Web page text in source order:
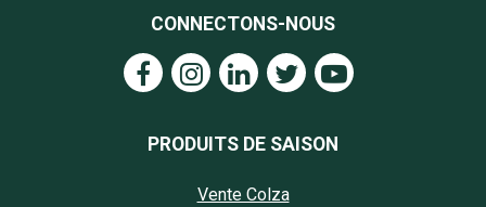
CONNECTONS-NOUS
PRODUITS DE SAISON
Vente Colza